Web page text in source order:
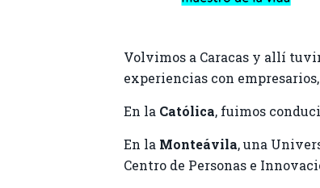
Volvimos a Caracas y allí
experiencias con
En la Católica, fuimos
En la Monteávila, una
Centro de Personas e